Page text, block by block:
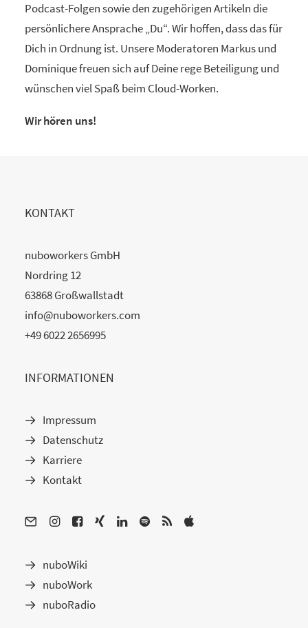
Podcast-Folgen sowie den zugehörigen Artikeln die
persönlichere Ansprache „Du“. Wir hoffen, dass das für
Dich in Ordnung ist. Unsere Moderatoren Markus und
Dominique freuen sich auf Deine rege Beteiligung und
wünschen viel Spaß beim Cloud-Worken.
Wir hören uns!
KONTAKT
nuboworkers GmbH
Nordring 12
63868 Großwallstadt
info@nuboworkers.com
+49 6022 2656995
INFORMATIONEN
Impressum
Datenschutz
Karriere
Kontakt
nuboWiki
nuboWork
nuboRadio